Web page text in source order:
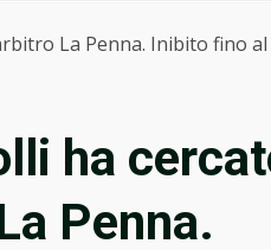
La Penna. Inibito fino
ha
Penna.